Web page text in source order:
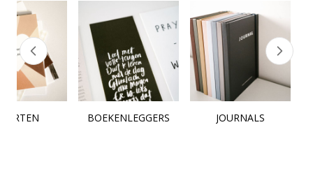
BOEKENLEGGERS JOURNALS